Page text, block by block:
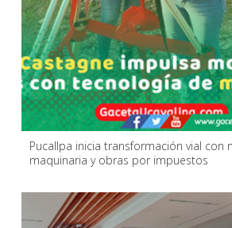
Pucallpa inicia transformación vial con
maquinaria y obras por impuestos